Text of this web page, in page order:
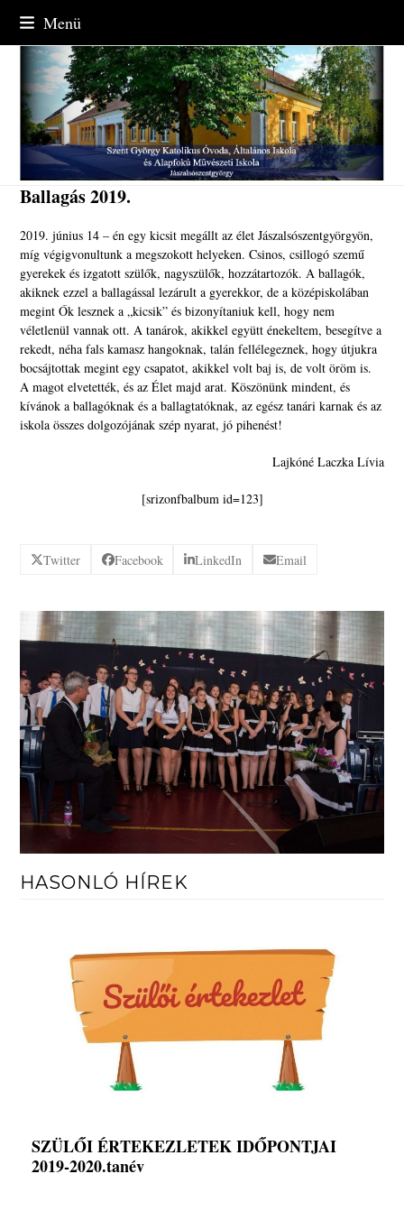
content
Menü
Ballagás 2019.
2019. június 14 – én egy kicsit megállt az élet Jászalsószentgyörgyön,
míg végigvonultunk a megszokott helyeken. Csinos, csillogó szemű
gyerekek és izgatott szülők, nagyszülők, hozzátartozók. A ballagók,
akiknek ezzel a ballagással lezárult a gyerekkor, de a középiskolában
megint Ők lesznek a „kicsik” és bizonyítaniuk kell, hogy nem
véletlenül vannak ott. A tanárok, akikkel együtt énekeltem, besegítve a
rekedt, néha fals kamasz hangoknak, talán fellélegeznek, hogy útjukra
bocsájtottak megint egy csapatot, akikkel volt baj is, de volt öröm is.
A magot elvetették, és az Élet majd arat. Köszönünk mindent, és
kívánok a ballagóknak és a ballagtatóknak, az egész tanári karnak és az
iskola összes dolgozójának szép nyarat, jó pihenést!
Lajkóné Laczka Lívia
[srizonfbalbum id=123]
Twitter Facebook LinkedIn Email
HASONLÓ HÍREK
SZÜLŐI ÉRTEKEZLETEK IDŐPONTJAI
2019-2020.tanév